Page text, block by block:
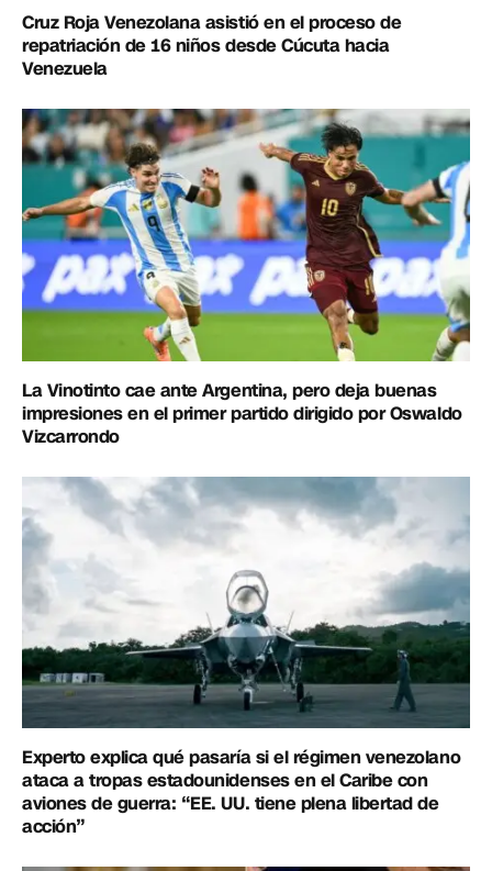
Cruz Roja Venezolana asistió en el proceso de
repatriación de 16 niños desde Cúcuta hacia
Venezuela
La Vinotinto cae ante Argentina, pero deja buenas
impresiones en el primer partido dirigido por Oswaldo
Vizcarrondo
Experto explica qué pasaría si el régimen venezolano
ataca a tropas estadounidenses en el Caribe con
aviones de guerra: “EE. UU. tiene plena libertad de
acción”